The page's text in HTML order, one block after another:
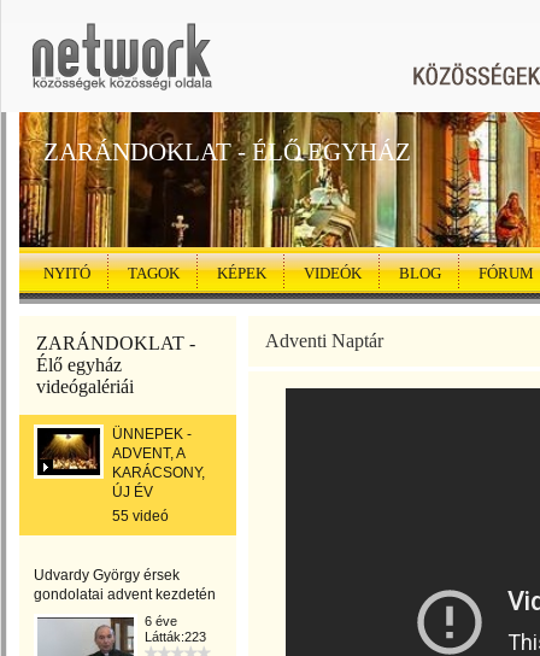
ZARÁNDOKLAT - ÉLŐ EGYHÁZ
NYITÓ TAGOK KÉPEK VIDEÓK BLOG FÓRUM
ZARÁNDOKLAT -
Élő egyház
videógalériái
ÜNNEPEK -
ADVENT, A
KARÁCSONY,
ÚJ ÉV
55 videó
Udvardy György érsek
gondolatai advent kezdetén
6 éve
Látták:223
Adventi Naptár